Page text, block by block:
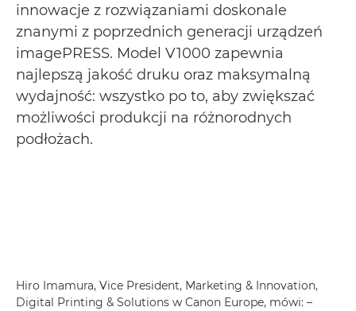
innowacje z rozwiązaniami doskonale
znanymi z poprzednich generacji urządzeń
imagePRESS. Model V1000 zapewnia
najlepszą jakość druku oraz maksymalną
wydajność: wszystko po to, aby zwiększać
możliwości produkcji na różnorodnych
podłożach.
Hiro Imamura, Vice President, Marketing & Innovation,
Digital Printing & Solutions w Canon Europe, mówi: –